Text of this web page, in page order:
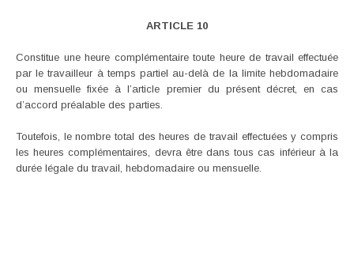
ARTICLE 10
Constitue une heure complémentaire toute heure de travail effectuée
par le travailleur à temps partiel au-delà de la limite hebdomadaire
ou mensuelle fixée à l’article premier du présent décret, en cas
d’accord préalable des parties.
Toutefois, le nombre total des heures de travail effectuées y compris
les heures complémentaires, devra être dans tous cas inférieur à la
durée légale du travail, hebdomadaire ou mensuelle.